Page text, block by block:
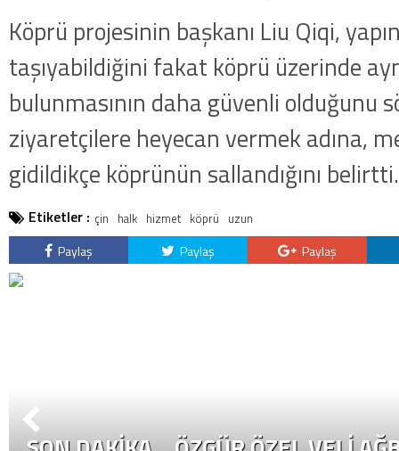
Köprü projesinin başkanı Liu Qiqi,
taşıyabildiğini fakat köprü üzerinde
bulunmasının daha güvenli olduğunu
ziyaretçilere heyecan vermek adına,
gidildikçe köprünün sallandığını belirtti.
Etiketler : çin halk hizmet köprü uzun
Paylaş Paylaş Paylaş